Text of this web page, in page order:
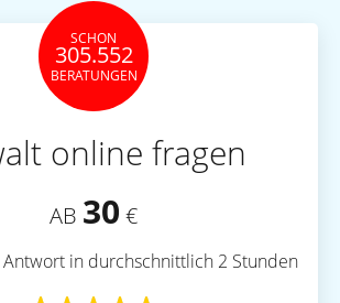
SCHON
305.552
BERATUNGEN
online fragen
AB 30 €
Antwort in durchschnittlich 2 Stunden